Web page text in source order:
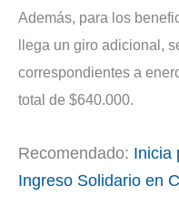
Además, para los
llega un giro adicional,
correspondientes a
total de $640.000.
Recomendado: Inicia
Ingreso Solidario en